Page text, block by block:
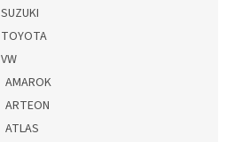
SUZUKI
TOYOTA
VW
AMAROK
ARTEON
ATLAS